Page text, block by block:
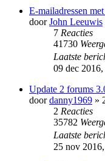
E-mailadressen
doorJohn Leeuwis
7 Reacties
41730
Laatste
09 dec
Update 2 forums
doordanny1969 »
2 Reacties
35782
Laatste
25 nov